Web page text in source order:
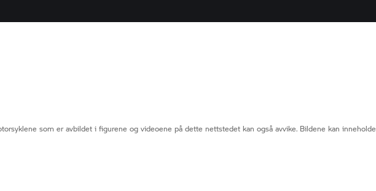
som er avbildet i figurene og videoene på dette nettstedet kan også avvike. Bildene kan inneholde